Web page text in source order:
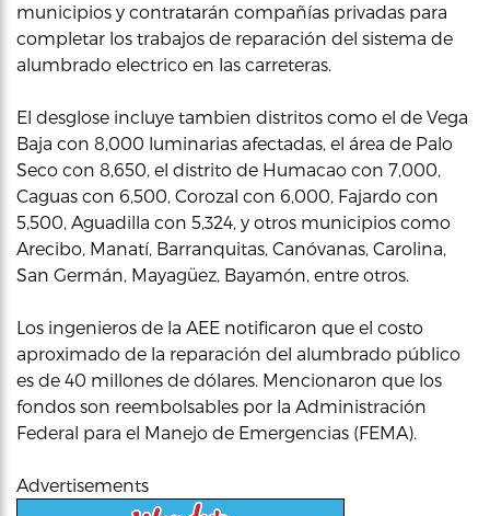
municipios y contratarán compañías privadas para
completar los trabajos de reparación del sistema de
alumbrado electrico en las carreteras.
El desglose incluye tambien distritos como el de Vega
Baja con 8,000 luminarias afectadas, el área de Palo
Seco con 8,650, el distrito de Humacao con 7,000,
Caguas con 6,500, Corozal con 6,000, Fajardo con
5,500, Aguadilla con 5,324, y otros municipios como
Arecibo, Manatí, Barranquitas, Canóvanas, Carolina,
San Germán, Mayagüez, Bayamón, entre otros.
Los ingenieros de la AEE notificaron que el costo
aproximado de la reparación del alumbrado público
es de 40 millones de dólares. Mencionaron que los
fondos son reembolsables por la Administración
Federal para el Manejo de Emergencias (FEMA).
Advertisements